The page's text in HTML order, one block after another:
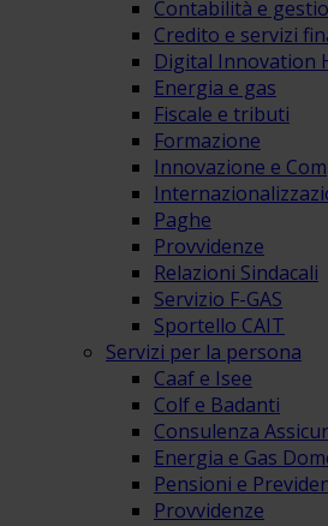
Contabilità e
Credito e servizi
Digital Innovation
Energia e gas
Fiscale e tributi
Formazione
Innovazione e
Paghe
Provvidenze
Relazioni Sindacali
Servizio F-GAS
Sportello CAIT
Servizi per la persona
Caaf e Isee
Colf e Badanti
Consulenza
Energia e Gas
Pensioni e
Provvidenze